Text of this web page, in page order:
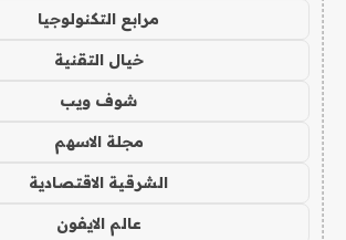
مرابع التكنولوجيا
خيال التقنية
شوف ويب
مجلة الاسهم
الشرقية الاقتصادية
عالم الايفون